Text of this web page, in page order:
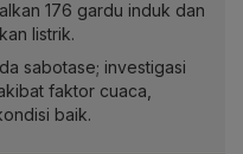
176 gardu induk dan
listrik.
sabotase; investigasi
faktor cuaca,
baik.